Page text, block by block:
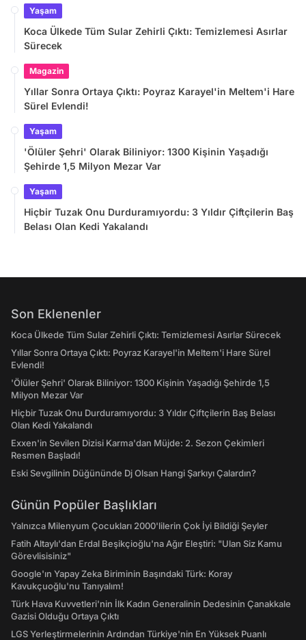
Yaşam
Koca Ülkede Tüm Sular Zehirli Çıktı: Temizlemesi Asırlar
Sürecek
Magazin
Yıllar Sonra Ortaya Çıktı: Poyraz Karayel'in Meltem'i Hare
Sürel Evlendi!
Yaşam
'Ölüler Şehri' Olarak Biliniyor: 1300 Kişinin Yaşadığı
Şehirde 1,5 Milyon Mezar Var
Yaşam
Hiçbir Tuzak Onu Durduramıyordu: 3 Yıldır Çiftçilerin Baş
Belası Olan Kedi Yakalandı
Son Eklenenler
Koca Ülkede Tüm Sular Zehirli Çıktı: Temizlemesi Asırlar Sürecek
Yıllar Sonra Ortaya Çıktı: Poyraz Karayel'in Meltem'i Hare Sürel
Evlendi!
'Ölüler Şehri' Olarak Biliniyor: 1300 Kişinin Yaşadığı Şehirde 1,5
Milyon Mezar Var
Hiçbir Tuzak Onu Durduramıyordu: 3 Yıldır Çiftçilerin Baş Belası
Olan Kedi Yakalandı
Exxen'in Sevilen Dizisi Karma'dan Müjde: 2. Sezon Çekimleri
Resmen Başladı!
Eski Sevgilinin Düğününde Dj Olsan Hangi Şarkıyı Çalardın?
Günün Popüler Başlıkları
Yalnızca Milenyum Çocukları 2000'lilerin Çok İyi Bildiği Şeyler
Fatih Altaylı'dan Erdal Beşikçioğlu'na Ağır Eleştiri: "Ulan Siz Kamu
Görevlisisiniz"
Google'ın Yapay Zeka Biriminin Başındaki Türk: Koray
Kavukçuoğlu'nu Tanıyalım!
Türk Hava Kuvvetleri'nin İlk Kadın Generalinin Dedesinin Çanakkale
Gazisi Olduğu Ortaya Çıktı
LGS Yerleştirmelerinin Ardından Türkiye'nin En Yüksek Puanlı